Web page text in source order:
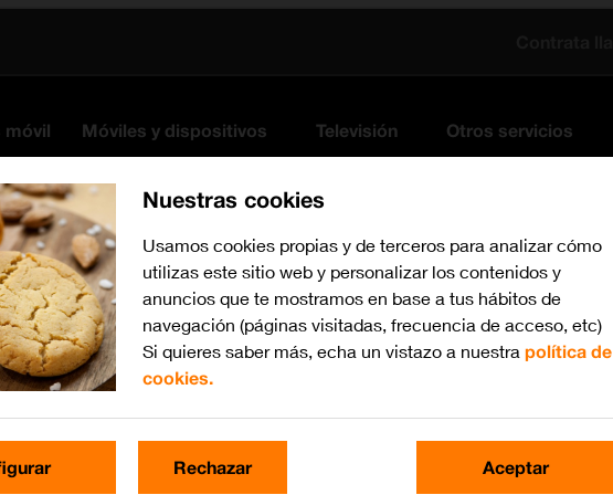
móvil Móviles y dispositivos Televisión Otros servicios
Busca por problema o tema
Nuestras cookies
Usamos cookies propias y de terceros para analizar cómo
utilizas este sitio web y personalizar los contenidos y
anuncios que te mostramos en base a tus hábitos de
navegación (páginas visitadas, frecuencia de acceso, etc)
Si quieres saber más, echa un vistazo a nuestra política de
cookies.
Rechazar Aceptar